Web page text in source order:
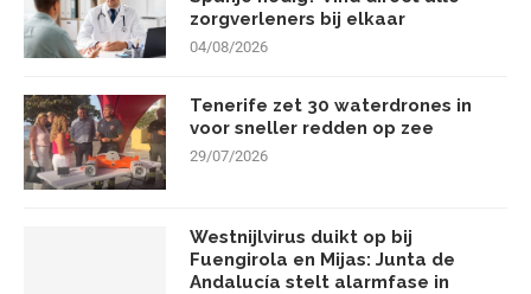
zorgverleners bij elkaar
04/08/2026
Tenerife zet 30 waterdrones in
voor sneller redden op zee
29/07/2026
Westnijlvirus duikt op bij
Fuengirola en Mijas: Junta de
Andalucía stelt alarmfase in